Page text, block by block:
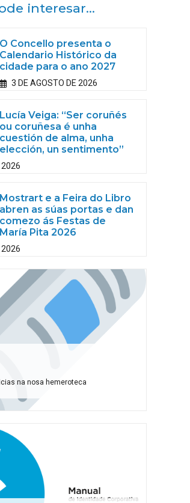
interesar...
O Concello presenta o
Calendario Histórico da
cidade para o ano 2027
3 DE AGOSTO DE 2026
Lucía Veiga: “Ser coruñés
ou coruñesa é unha
cuestión de alma, unha
elección, un sentimento”
2026
Mostrart e a Feira do Libro
abren as súas portas e dan
comezo ás Festas de
María Pita 2026
2026
na nosa hemeroteca